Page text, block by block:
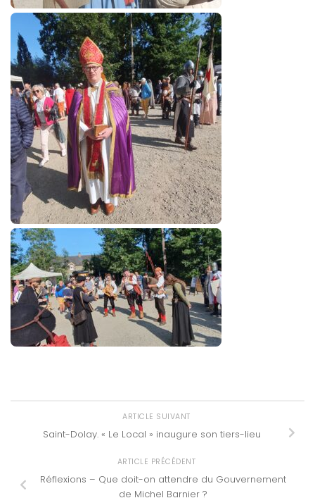
ARTICLE SUIVANT
Saint-Dolay. « Le Local » inaugure son tiers-lieu
ARTICLE PRÉCÉDENT
Réflexions – Que doit-on attendre du Gouvernement
de Michel Barnier ?